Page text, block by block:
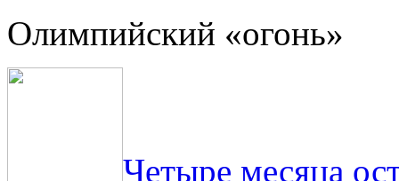
Олимпийский «огонь»
Четыре месяца